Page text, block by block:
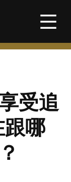
受追
跟哪